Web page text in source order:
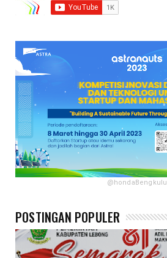
@hondaBengkulu
POSTINGAN POPULER